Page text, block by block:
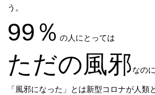
う。
99％ の人にとっては
ただの風邪なのに
「風邪になった」とは新型コロナが人類